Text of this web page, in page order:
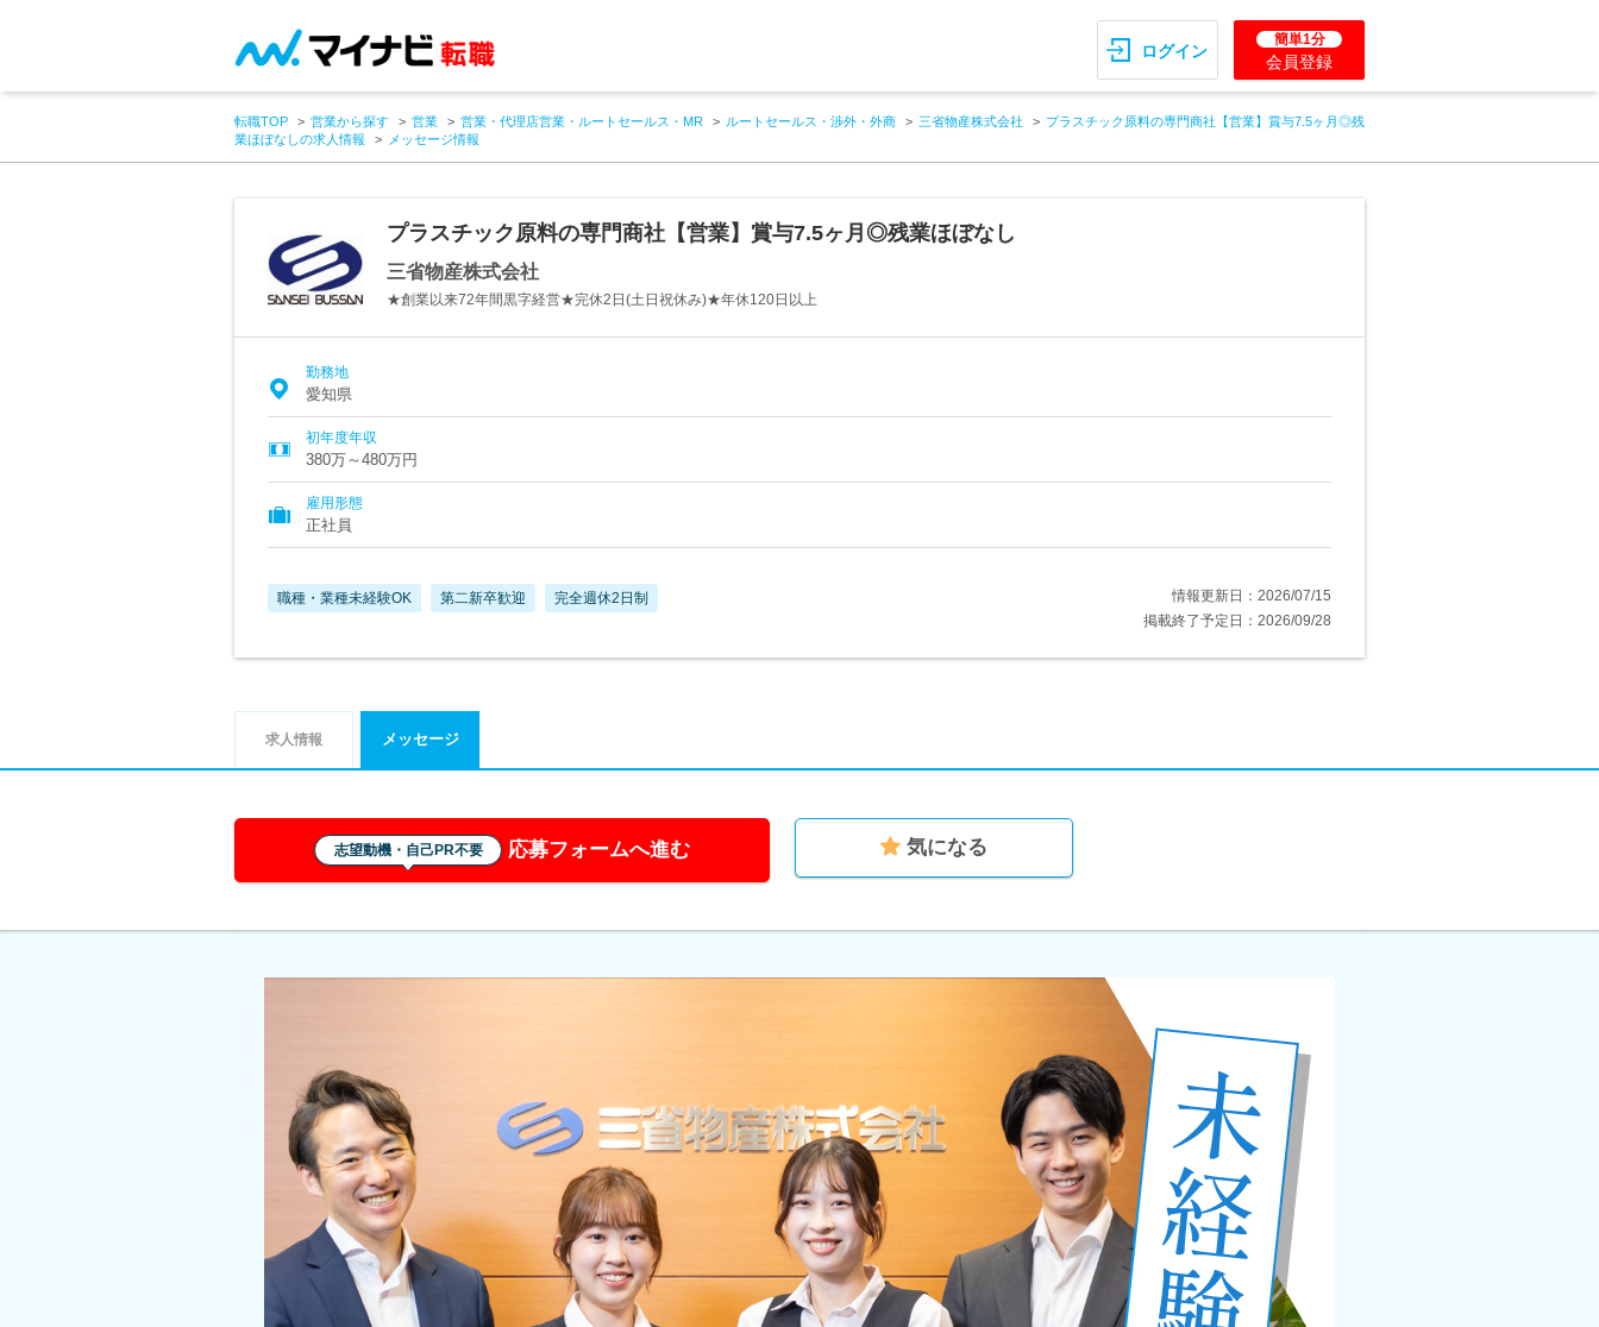
ログイン
簡単1分
会員登録
転職TOP 営業から探す 営業 営業・代理店営業・ルートセールス・MR ルートセールス・渉外・外商 三省物産株式会社
プラスチック原料の専門商社【営業】賞与7.5ヶ月◎残
業ほぼなしの求人情報
メッセージ情報
プラスチック原料の専門商社【営業】賞与7.5ヶ月◎残業ほぼなし
三省物産株式会社
★創業以来72年間黒字経営★完休2日(土日祝休み)★年休120日以上
勤務地
愛知県
初年度年収
380万～480万円
雇用形態
正社員
職種・業種未経験OK 第二新卒歓迎 完全週休2日制
情報更新日：2026/07/15
掲載終了予定日：2026/09/28
求人情報 メッセージ
志望動機・自己PR不要 応募フォームへ進む 気になる